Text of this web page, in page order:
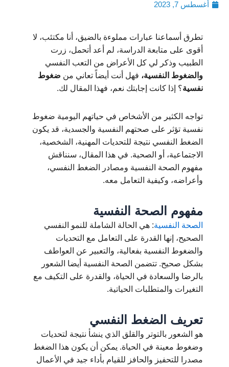
أغسطس 7, 2023
تطرق أسماعنا عبارات مملوءة بالضيق، أنا مكتئب، لا
أقوى على متابعة الدراسة، لم أعد أتحمل، زرت
الطبيب وذكر لي كل الأعراض من التعب النفسي
والضغوط النفسية، فهل أنت أيضاً تعاني من ضغوط
نفسية؟ إذا كانت إجابتك نعم، فهذا المقال لك.
تواجه الكثير من الأشخاص في حياتهم اليومية ضغوط
نفسية تؤثر على صحتهم النفسية والجسدية، قد يكون
الضغط النفسي نتيجة للتحديات المهنية، الشخصية،
الاجتماعية، أو الصحية. في هذا المقال، سنناقش
مفهوم الصحة النفسية ومصادر الضغط النفسي،
وأعراضه، وكيفية التعامل معه.
مفهوم الصحة النفسية
الصحة النفسية: هي الحالة الشاملة للنمو النفسي
الصحيح، إنها القدرة على التعامل مع التحديات
والضغوط النفسية بفعالية، والتعبير عن العواطف
بشكل صحيح. تتضمن الصحة النفسية أيضا الشعور
بالرضا والسعادة في الحياة، والقدرة على التكيف مع
التغيرات والمتطلبات الحياتية.
تعريف الضغط النفسي
هو الشعور بالتوتر والقلق الذي ينشأ نتيجة لتحديات
وضغوط معينة في الحياة. يمكن أن يكون هذا الضغط
مصدرا للتحفيز والحافز للقيام بأداء جيد في الأعمال